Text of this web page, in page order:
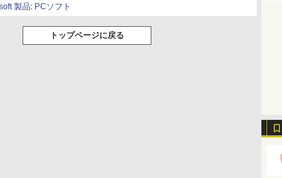
製品: PCソフト
トップページに戻る